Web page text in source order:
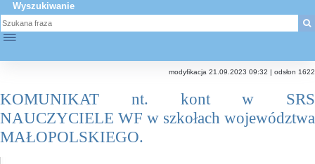
Wyszukiwanie
☰
modyfikacja 21.09.2023 09:32 | odsłon 1622
KOMUNIKAT nt. kont w SRS
NAUCZYCIELE WF w szkołach województwa
MAŁOPOLSKIEGO.